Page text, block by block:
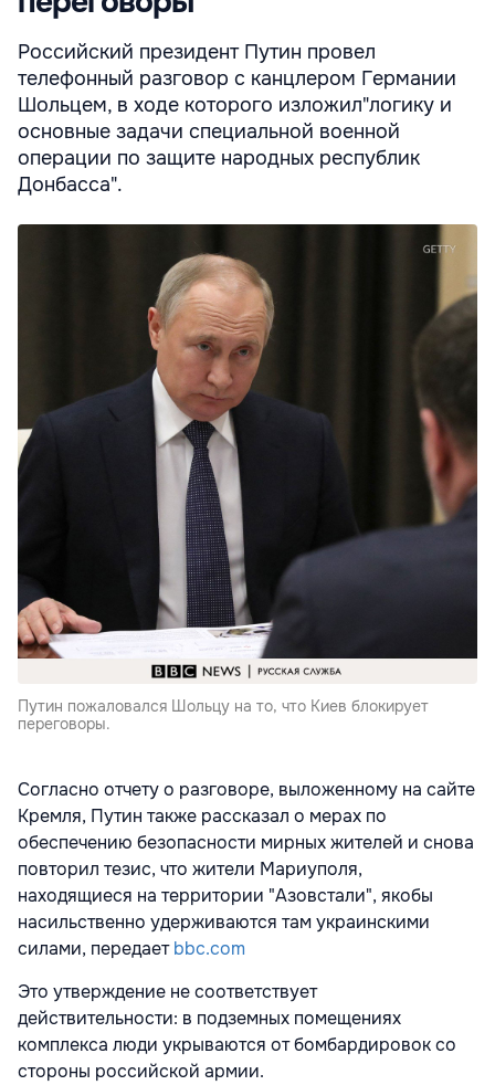
Российский президент Путин провел
телефонный разговор с канцлером Германии
Шольцем, в ходе которого изложил"логику и
основные задачи специальной военной
операции по защите народных республик
Донбасса".
Путин пожаловался Шольцу на то, что Киев блокирует
переговоры.
Согласно отчету о разговоре, выложенному на сайте
Кремля, Путин также рассказал о мерах по
обеспечению безопасности мирных жителей и снова
повторил тезис, что жители Мариуполя,
находящиеся на территории "Азовстали", якобы
насильственно удерживаются там украинскими
силами, передаетbbc.com
Это утверждение не соответствует
действительности: в подземных помещениях
комплекса люди укрываются от бомбардировок со
стороны российской армии.